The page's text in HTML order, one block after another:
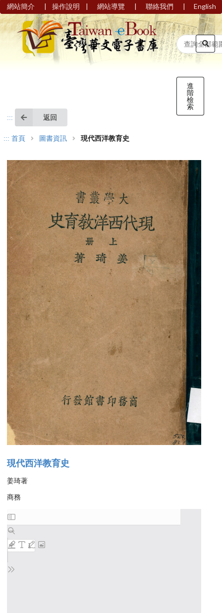
網站簡介 | 操作說明 | 網站導覽 | 聯絡我們 | English
進
階
檢
索
::: 返回
::: 首頁 圖書資訊 現代西洋教育史
現代西洋教育史
姜琦著
商務